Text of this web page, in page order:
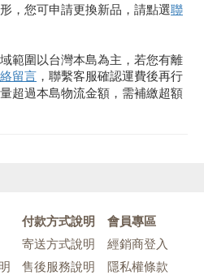
，您可申請更換新品，請點選聯
範圍以台灣本島為主，若您有離
留言 ，聯繫客服確認運費後再行
超過本島物流金額，需補繳超額
付款方式說明
寄送方式說明
售後服務說明
會員專區
經銷商登入
隱私權條款